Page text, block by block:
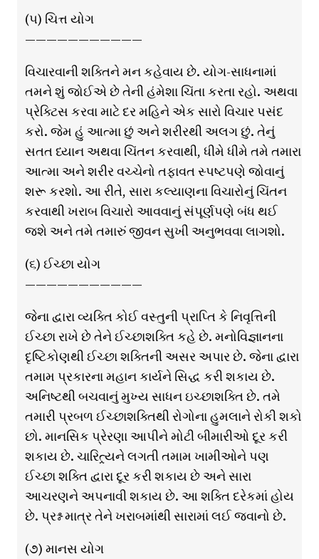
(૫) ચિત્ત યોગ
———————————
વિચારવાની શક્તિને મન કહેવાય છે. યોગ-સાધનામાં
તમને શું જોઈએ છે તેની હંમેશા ચિંતા કરતા રહો. અથવા
પ્રેક્ટિસ કરવા માટે દર મહિને એક સારો વિચાર પસંદ
કરો. જેમ હું આત્મા છું અને શરીરથી અલગ છું. તેનું
સતત ધ્યાન અથવા ચિંતન કરવાથી, ધીમે ધીમે તમે તમારા
આત્મા અને શરીર વચ્ચેનો તફાવત સ્પષ્ટપણે જોવાનું
શરૂ કરશો. આ રીતે, સારા કલ્યાણના વિચારોનું ચિંતન
કરવાથી ખરાબ વિચારો આવવાનું સંપૂર્ણપણે બંધ થઈ
જશે અને તમે તમારું જીવન સુખી અનુભવવા લાગશો.
(૬) ઈચ્છા યોગ
———————————
જેના દ્વારા વ્યક્તિ કોઈ વસ્તુની પ્રાપ્તિ કે નિવૃત્તિની
ઈચ્છા રાખે છે તેને ઈચ્છાશક્તિ કહે છે. મનોવિજ્ઞાનના
દૃષ્ટિકોણથી ઈચ્છા શક્તિની અસર અપાર છે. જેના દ્વારા
તમામ પ્રકારના મહાન કાર્યને સિદ્ધ કરી શકાય છે.
અનિષ્ટથી બચવાનું મુખ્ય સાધન ઇચ્છાશક્તિ છે. તમે
તમારી પ્રબળ ઈચ્છાશક્તિથી રોગોના હુમલાને રોકી શકો
છો. માનસિક પ્રેરણા આપીને મોટી બીમારીઓ દૂર કરી
શકાય છે. ચારિત્ર્યને લગતી તમામ ખામીઓને પણ
ઈચ્છા શક્તિ દ્વારા દૂર કરી શકાય છે અને સારા
આચરણને અપનાવી શકાય છે. આ શક્તિ દરેકમાં હોય
છે. પ્રશ્ન માત્ર તેને ખરાબમાંથી સારામાં લઈ જવાનો છે.
(૭) માનસ યોગ